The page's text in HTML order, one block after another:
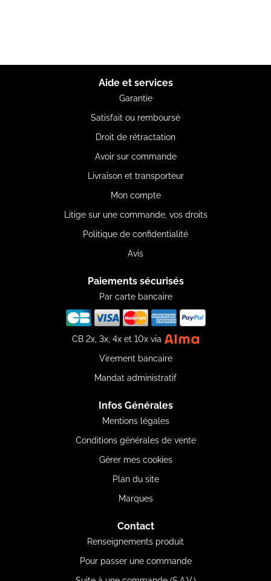
Aide et services
Garantie
Satisfait ou remboursé
Droit de rétractation
Avoir sur commande
Livraison et transporteur
Mon compte
Litige sur une commande, vos droits
Politique de confidentialité
Avis
Paiements sécurisés
Par carte bancaire
CB 2x, 3x, 4x et 10x via
Virement bancaire
Mandat administratif
Infos Générales
Mentions légales
Conditions générales de vente
Gérer mes cookies
Plan du site
Marques
Contact
Renseignements produit
Pour passer une commande